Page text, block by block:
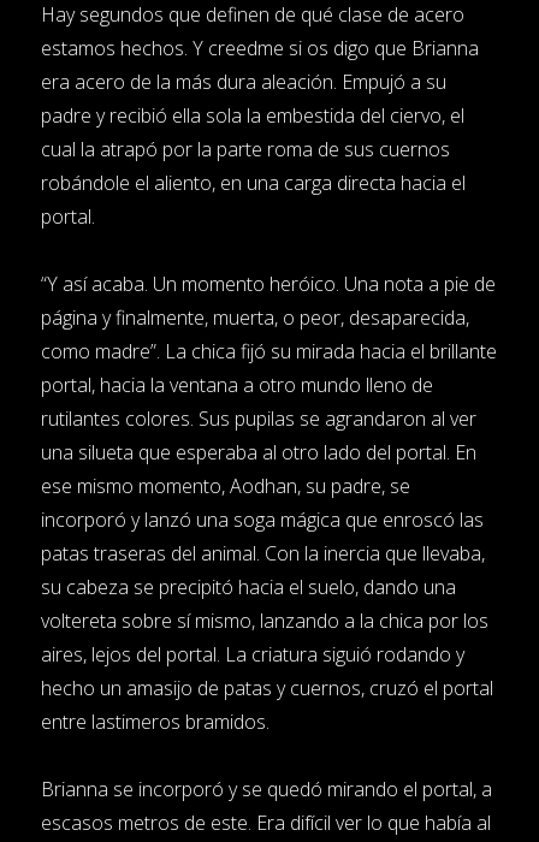
Hay segundos que definen de qué clase de acero
estamos hechos. Y creedme si os digo que Brianna
era acero de la más dura aleación. Empujó a su
padre y recibió ella sola la embestida del ciervo, el
cual la atrapó por la parte roma de sus cuernos
robándole el aliento, en una carga directa hacia el
portal.
“Y así acaba. Un momento heróico. Una nota a pie de
página y finalmente, muerta, o peor, desaparecida,
como madre”. La chica fijó su mirada hacia el brillante
portal, hacia la ventana a otro mundo lleno de
rutilantes colores. Sus pupilas se agrandaron al ver
una silueta que esperaba al otro lado del portal. En
ese mismo momento, Aodhan, su padre, se
incorporó y lanzó una soga mágica que enroscó las
patas traseras del animal. Con la inercia que llevaba,
su cabeza se precipitó hacia el suelo, dando una
voltereta sobre sí mismo, lanzando a la chica por los
aires, lejos del portal. La criatura siguió rodando y
hecho un amasijo de patas y cuernos, cruzó el portal
entre lastimeros bramidos.
Brianna se incorporó y se quedó mirando el portal, a
escasos metros de este. Era difícil ver lo que había al